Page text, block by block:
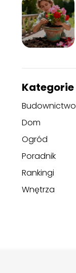
Kategorie
Budownictwo
Dom
Ogród
Poradnik
Rankingi
Wnętrza